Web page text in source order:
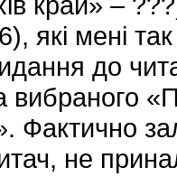
які мені
до
вибраного
Фактично
не